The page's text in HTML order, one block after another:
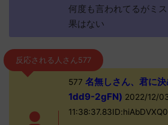
何度も言われてるがミ
果はない
反応される人さん577
577 名無しさん、君に
1dd9-2gFN) 2022/12/